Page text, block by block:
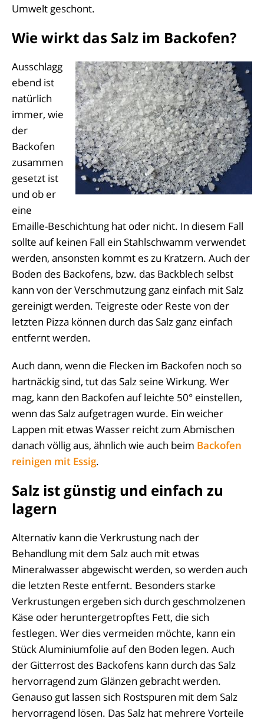
Umwelt geschont.
Wie wirkt das Salz im Backofen?
Ausschlagg
ebend ist
natürlich
immer, wie
der
Backofen
zusammen
gesetzt ist
und ob er
eine
Emaille-Beschichtung hat oder nicht. In diesem Fall
sollte auf keinen Fall ein Stahlschwamm verwendet
werden, ansonsten kommt es zu Kratzern. Auch der
Boden des Backofens, bzw. das Backblech selbst
kann von der Verschmutzung ganz einfach mit Salz
gereinigt werden. Teigreste oder Reste von der
letzten Pizza können durch das Salz ganz einfach
entfernt werden.
Auch dann, wenn die Flecken im Backofen noch so
hartnäckig sind, tut das Salz seine Wirkung. Wer
mag, kann den Backofen auf leichte 50° einstellen,
wenn das Salz aufgetragen wurde. Ein weicher
Lappen mit etwas Wasser reicht zum Abmischen
danach völlig aus, ähnlich wie auch beim Backofen
reinigen mit Essig.
Salz ist günstig und einfach zu
lagern
Alternativ kann die Verkrustung nach der
Behandlung mit dem Salz auch mit etwas
Mineralwasser abgewischt werden, so werden auch
die letzten Reste entfernt. Besonders starke
Verkrustungen ergeben sich durch geschmolzenen
Käse oder heruntergetropftes Fett, die sich
festlegen. Wer dies vermeiden möchte, kann ein
Stück Aluminiumfolie auf den Boden legen. Auch
der Gitterrost des Backofens kann durch das Salz
hervorragend zum Glänzen gebracht werden.
Genauso gut lassen sich Rostspuren mit dem Salz
hervorragend lösen. Das Salz hat mehrere Vorteile